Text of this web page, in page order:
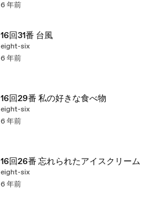
6 年前
16回31番 台風
eight-six
6 年前
16回29番 私の好きな食べ物
eight-six
6 年前
16回26番 忘れられたアイスクリーム
eight-six
6 年前